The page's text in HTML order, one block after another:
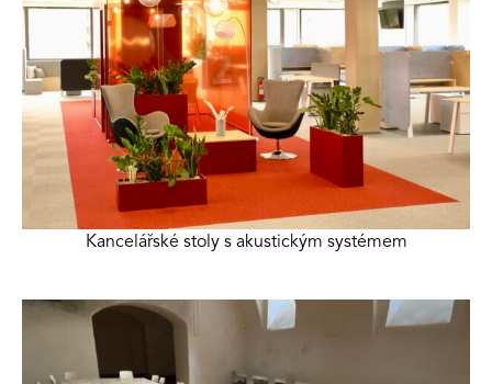
Kancelářské stoly s akustickým systémem